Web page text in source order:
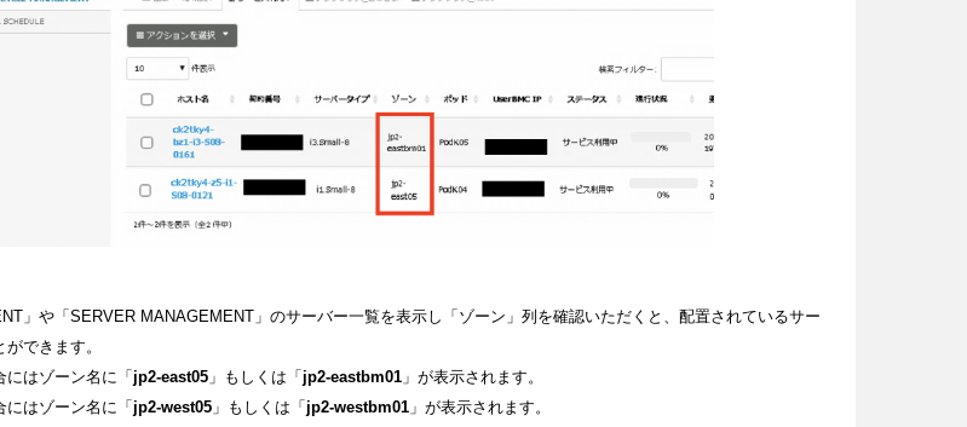
」や「SERVER MANAGEMENT」のサーバー一覧を表示し「ゾーン」列を確認いただくと、配置されているサー
できます。
はゾーン名に「 jp2-east05 」もしくは「 jp2-eastbm01 」が表示されます。
はゾーン名に「 jp2-west05 」もしくは「 jp2-westbm01 」が表示されます。